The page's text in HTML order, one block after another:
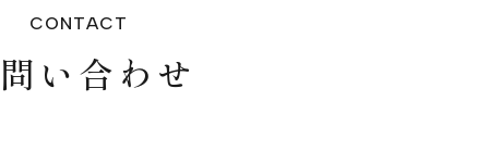
CONTACT
い合わせ